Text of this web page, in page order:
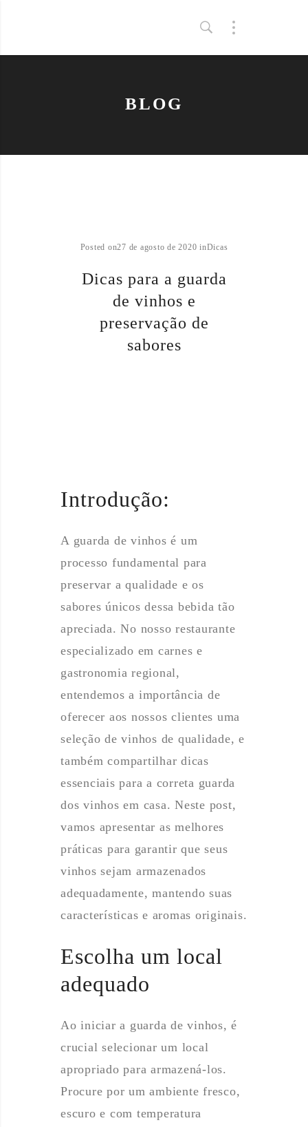
BLOG
Posted on27 de agosto de 2020 inDicas
Dicas para a guarda
de vinhos e
preservação de
sabores
Introdução:
A guarda de vinhos é um
processo fundamental para
preservar a qualidade e os
sabores únicos dessa bebida tão
apreciada. No nosso restaurante
especializado em carnes e
gastronomia regional,
entendemos a importância de
oferecer aos nossos clientes uma
seleção de vinhos de qualidade, e
também compartilhar dicas
essenciais para a correta guarda
dos vinhos em casa. Neste post,
vamos apresentar as melhores
práticas para garantir que seus
vinhos sejam armazenados
adequadamente, mantendo suas
características e aromas originais.
Escolha um local
adequado
Ao iniciar a guarda de vinhos, é
crucial selecionar um local
apropriado para armazená-los.
Procure por um ambiente fresco,
escuro e com temperatura